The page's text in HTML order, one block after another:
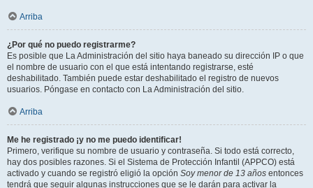
Arriba
¿Por qué no puedo registrarme?
Es posible que La Administración del sitio haya baneado su dirección IP o que
el nombre de usuario con el que está intentando registrarse, esté
deshabilitado. También puede estar deshabilitado el registro de nuevos
usuarios. Póngase en contacto con La Administración del sitio.
Arriba
Me he registrado ¡y no me puedo identificar!
Primero, verifique su nombre de usuario y contraseña. Si todo está correcto,
hay dos posibles razones. Si el Sistema de Protección Infantil (APPCO) está
activado y cuando se registró eligió la opción Soy menor de 13 años entonces
tendrá que seguir algunas instrucciones que se le darán para activar la